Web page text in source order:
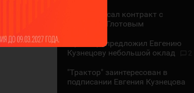
СКА подписал контракт с
Василием Глотовым
"Трактор" предложил Евгению
Кузнецову небольшой оклад
"Трактор" заинтересован в
подписании Евгения Кузнецова